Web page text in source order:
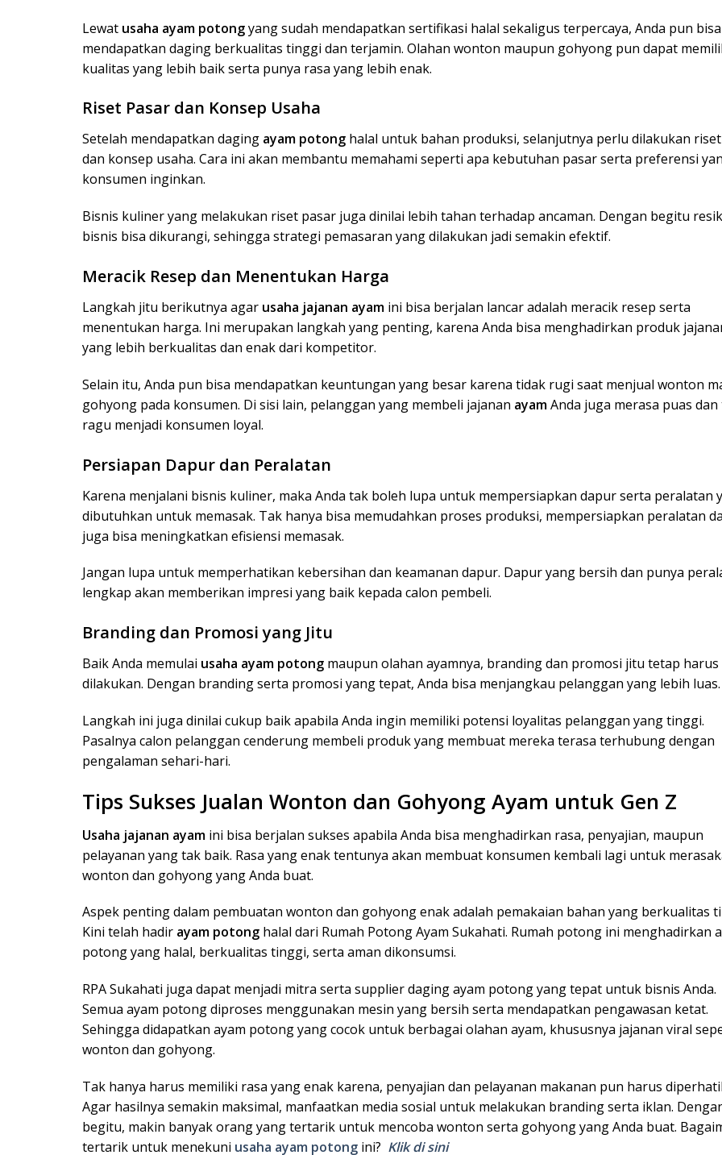
Lewat usaha ayam potongyang sudah mendapatkan sertifikasi halal sekaligus terpercaya, Anda pun bisa
mendapatkan daging berkualitas tinggi dan terjamin. Olahan wonton maupun gohyong pun dapat
kualitas yang lebih baik serta punya rasa yang lebih enak.
Riset Pasar dan Konsep Usaha
Setelah mendapatkan daging ayam potong halal untuk bahan produksi, selanjutnya perlu dilakukan
dan konsep usaha. Cara ini akan membantu memahami seperti apa kebutuhan pasar serta preferensi
konsumen inginkan.
Bisnis kuliner yang melakukan riset pasar juga dinilai lebih tahan terhadap ancaman. Dengan begitu
bisnis bisa dikurangi, sehingga strategi pemasaran yang dilakukan jadi semakin efektif.
Meracik Resep dan Menentukan Harga
Langkah jitu berikutnya agar usaha jajanan ayam ini bisa berjalan lancar adalah meracik resep serta
menentukan harga. Ini merupakan langkah yang penting, karena Anda bisa menghadirkan produk
yang lebih berkualitas dan enak dari kompetitor.
Selain itu, Anda pun bisa mendapatkan keuntungan yang besar karena tidak rugi saat menjual wonton
gohyong pada konsumen. Di sisi lain, pelanggan yang membeli jajanan ayamAnda juga merasa puas
ragu menjadi konsumen loyal.
Persiapan Dapur dan Peralatan
Karena menjalani bisnis kuliner, maka Anda tak boleh lupa untuk mempersiapkan dapur serta peralatan
dibutuhkan untuk memasak. Tak hanya bisa memudahkan proses produksi, mempersiapkan peralatan
juga bisa meningkatkan efisiensi memasak.
Jangan lupa untuk memperhatikan kebersihan dan keamanan dapur. Dapur yang bersih dan punya
lengkap akan memberikan impresi yang baik kepada calon pembeli.
Branding dan Promosi yang Jitu
Baik Anda memulai usaha ayam potong maupun olahan ayamnya, branding dan promosi jitu tetap harus
dilakukan. Dengan branding serta promosi yang tepat, Anda bisa menjangkau pelanggan yang lebih luas.
Langkah ini juga dinilai cukup baik apabila Anda ingin memiliki potensi loyalitas pelanggan yang tinggi.
Pasalnya calon pelanggan cenderung membeli produk yang membuat mereka terasa terhubung dengan
pengalaman sehari-hari.
Tips Sukses Jualan Wonton dan Gohyong Ayam untuk Gen Z
Usaha jajanan ayam ini bisa berjalan sukses apabila Anda bisa menghadirkan rasa, penyajian, maupun
pelayanan yang tak baik. Rasa yang enak tentunya akan membuat konsumen kembali lagi untuk
wonton dan gohyong yang Anda buat.
Aspek penting dalam pembuatan wonton dan gohyong enak adalah pemakaian bahan yang berkualitas
Kini telah hadir ayam potong halal dari Rumah Potong Ayam Sukahati. Rumah potong ini menghadirkan
potong yang halal, berkualitas tinggi, serta aman dikonsumsi.
RPA Sukahati juga dapat menjadi mitra serta supplier daging ayam potong yang tepat untuk bisnis Anda.
Semua ayam potong diproses menggunakan mesin yang bersih serta mendapatkan pengawasan ketat.
Sehingga didapatkan ayam potong yang cocok untuk berbagai olahan ayam, khususnya jajanan viral
wonton dan gohyong.
Tak hanya harus memiliki rasa yang enak karena, penyajian dan pelayanan makanan pun harus
Agar hasilnya semakin maksimal, manfaatkan media sosial untuk melakukan branding serta iklan.
begitu, makin banyak orang yang tertarik untuk mencoba wonton serta gohyong yang Anda buat.
tertarik untuk menekuni usaha ayam potong ini? Klik di sini